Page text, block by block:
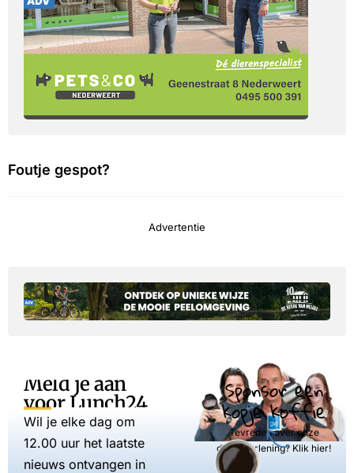
Foutje gespot?
Advertentie
Meld je aan
voor Lunch24
Wil je elke dag om
12.00 uur het laatste
nieuws ontvangen in
Sponsor een
kopje koffie
Tevreden over onze
dienstverlening? Klik hier!